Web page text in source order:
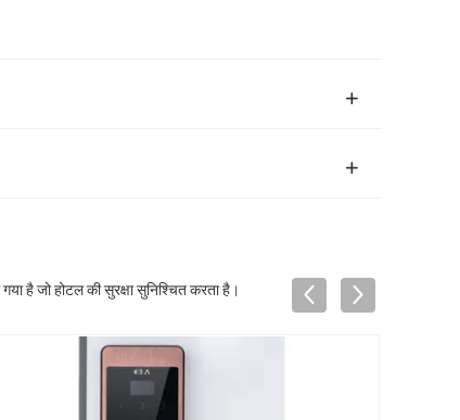
है जो होटल की सुरक्षा सुनिश्चित करता है।